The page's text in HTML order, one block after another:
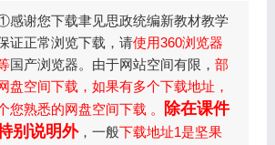
感谢您下载聿见思政统编新教材教学
证正常浏览下载，请使用360浏览器
国产浏览器。由于网站空间有限， 部
盘空间下载，如果有多个下载地址，
您熟悉的网盘空间下载 。
除在课件
别说明外，一般下载地址1是坚果